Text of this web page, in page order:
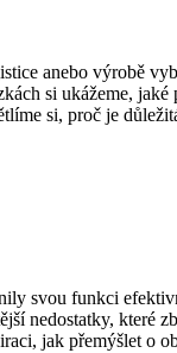
anebo výrobě
si ukážeme,
si, proč je
svou funkci
nedostatky, které
jak přemýšlet o